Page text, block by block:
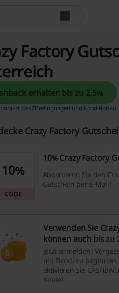
Factory
Cashback erhalten bis zu 2,5%
das?Bedingungen und Konditionen
Crazy Factory
10%
CODE
10% Crazy Factory
Abonnieren Sie den
Gutschein per E-Mail!
Verwenden Sie
können auch bis zu
Jetzt anmelden!
mit Picodi zu
aktivieren Sie
heute!